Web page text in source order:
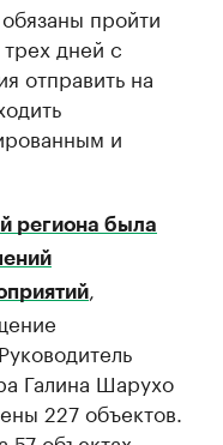
пройти
дней с
отправить на
и
региона была
Галина Шарухо
227 объектов.